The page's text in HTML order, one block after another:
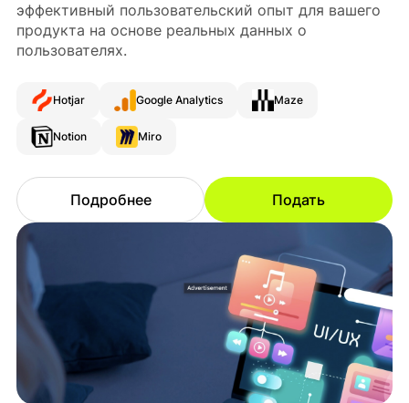
эффективный пользовательский опыт для вашего
продукта на основе реальных данных о
пользователях.
Hotjar Google Analytics Maze
Notion Miro
Подать
Подробнее